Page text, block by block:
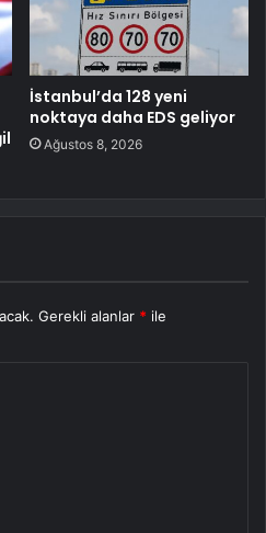
İstanbul’da 128 yeni
noktaya daha EDS geliyor
Ağustos 8, 2026
Gerekli alanlar * ile